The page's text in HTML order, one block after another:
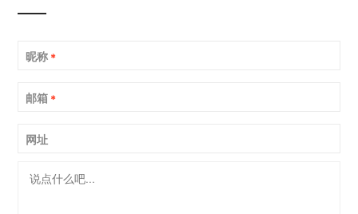
昵称 *
邮箱 *
网址